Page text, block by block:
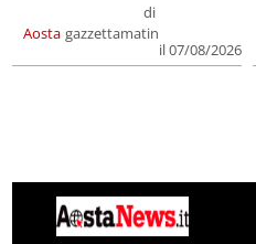
Aosta
di
gazzettamatin
il 07/08/2026